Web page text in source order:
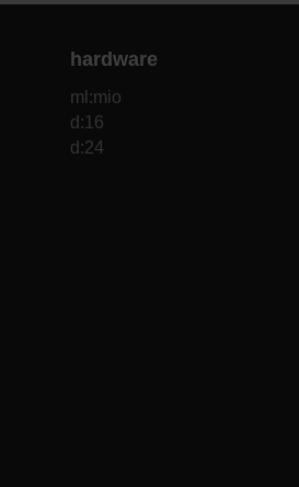
hardware
ml:mio
d:16
d:24